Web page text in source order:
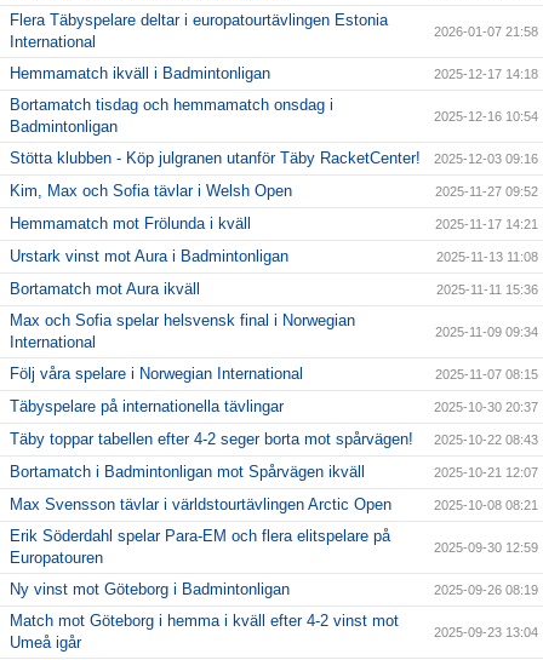
Flera Täbyspelare deltar i europatourtävlingen Estonia
International
2026-01-07 21:58
Hemmamatch ikväll i Badmintonligan 2025-12-17 14:18
Bortamatch tisdag och hemmamatch onsdag i
Badmintonligan
2025-12-16 10:54
Stötta klubben - Köp julgranen utanför Täby RacketCenter! 2025-12-03 09:16
Kim, Max och Sofia tävlar i Welsh Open 2025-11-27 09:52
Hemmamatch mot Frölunda i kväll 2025-11-17 14:21
Urstark vinst mot Aura i Badmintonligan 2025-11-13 11:08
Bortamatch mot Aura ikväll 2025-11-11 15:36
Max och Sofia spelar helsvensk final i Norwegian
International
2025-11-09 09:34
Följ våra spelare i Norwegian International 2025-11-07 08:15
Täbyspelare på internationella tävlingar 2025-10-30 20:37
Täby toppar tabellen efter 4-2 seger borta mot spårvägen! 2025-10-22 08:43
Bortamatch i Badmintonligan mot Spårvägen ikväll 2025-10-21 12:07
Max Svensson tävlar i världstourtävlingen Arctic Open 2025-10-08 08:21
Erik Söderdahl spelar Para-EM och flera elitspelare på
Europatouren
2025-09-30 12:59
Ny vinst mot Göteborg i Badmintonligan 2025-09-26 08:19
Match mot Göteborg i hemma i kväll efter 4-2 vinst mot
Umeå igår
2025-09-23 13:04